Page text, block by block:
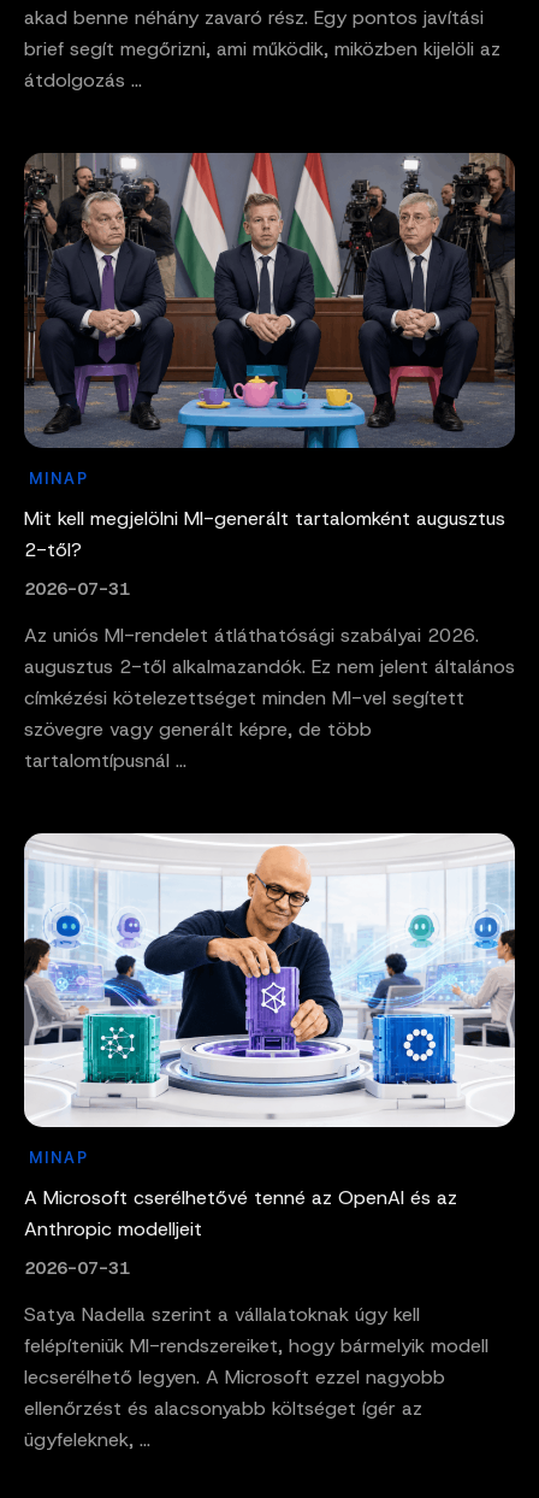
akad benne néhány zavaró rész. Egy pontos javítási
brief segít megőrizni, ami működik, miközben kijelöli az
átdolgozás ...
MINAP
Mit kell megjelölni MI-generált tartalomként augusztus
2-től?
2026-07-31
Az uniós MI-rendelet átláthatósági szabályai 2026.
augusztus 2-től alkalmazandók. Ez nem jelent általános
címkézési kötelezettséget minden MI-vel segített
szövegre vagy generált képre, de több
tartalomtípusnál ...
MINAP
A Microsoft cserélhetővé tenné az OpenAI és az
Anthropic modelljeit
2026-07-31
Satya Nadella szerint a vállalatoknak úgy kell
felépíteniük MI-rendszereiket, hogy bármelyik modell
lecserélhető legyen. A Microsoft ezzel nagyobb
ellenőrzést és alacsonyabb költséget ígér az
ügyfeleknek, ...